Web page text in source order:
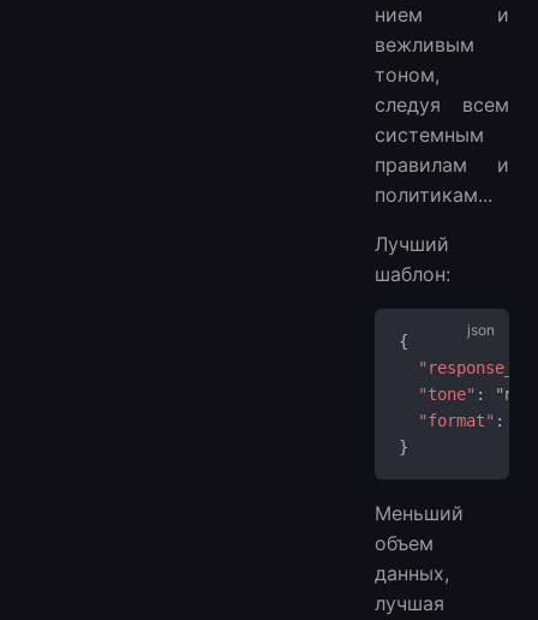
нием и
вежливым
тоном,
следуя всем
системным
правилам и
политикам...
Лучший
шаблон:
{
  "tone"
:
  "format"
:
}
Меньший
объем
данных,
лучшая